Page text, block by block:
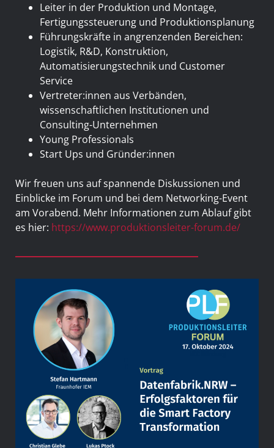
Leiter in der Produktion und Montage,
Fertigungssteuerung und Produktionsplanung
Führungskräfte in angrenzenden Bereichen:
Logistik, R&D, Konstruktion,
Automatisierungstechnik und Customer
Service
Vertreter:innen aus Verbänden,
wissenschaftlichen Institutionen und
Consulting-Unternehmen
Young Professionals
Start Ups und Gründer:innen
Wir freuen uns auf spannende Diskussionen und
Einblicke im Forum und bei dem Networking-Event
am Vorabend. Mehr Informationen zum Ablauf gibt
es hier: https://www.produktionsleiter-forum.de/